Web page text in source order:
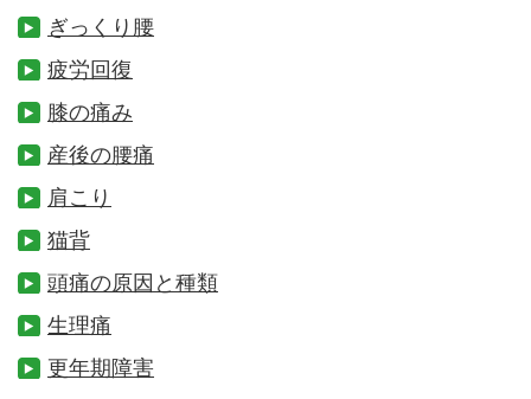
ぎっくり腰
疲労回復
膝の痛み
産後の腰痛
肩こり
猫背
頭痛の原因と種類
生理痛
更年期障害